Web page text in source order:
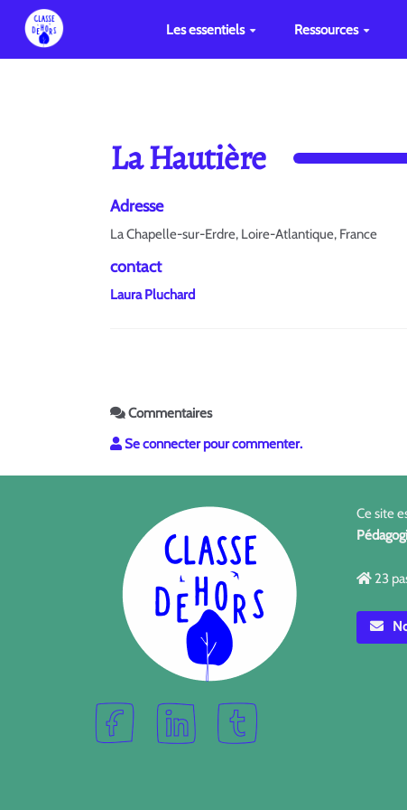
Les essentiels Ressources
La Hautière
Adresse
La Chapelle-sur-Erdre, Loire-Atlantique, France
contact
Laura Pluchard
Commentaires
Se connecter pour commenter.
Ce site
23